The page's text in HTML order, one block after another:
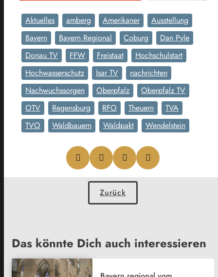
Aktuelles amberg Amerikaner
Ausstellung
Bayern
Bayern Regional Coburg
Dan Pyle
Donau TV
FFW Freistaat
Hochschulstart
Hochwasserschutz
Isar TV
nachrichten
Nachwuchssorgen
Oberpfalz
Oberpfalz TV
OTV
Regensburg RFO Theuern
TVA
TVO
Waldbauern Waldpakt Wendelstein
Zurück
Das könnte Dich auch interessieren